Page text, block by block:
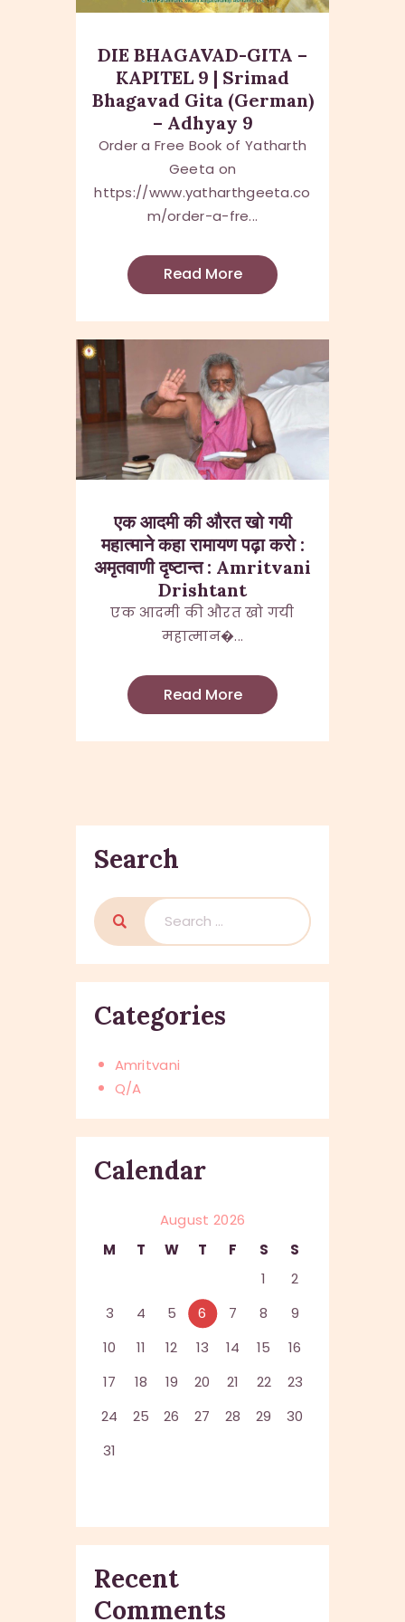
DIE BHAGAVAD-GITA –
KAPITEL 9 | Srimad
Bhagavad Gita (German)
– Adhyay 9
Order a Free Book of Yatharth
Geeta on
https://www.yatharthgeeta.co
m/order-a-fre...
Read More
एक आदमी की औरत खो गयी
महात्माने कहा रामायण पढ़ा करो :
अमृतवाणी दृष्टान्त : Amritvani
Drishtant
एक आदमी की औरत खो गयी
महात्मान�...
Read More
Search
Search
for:
Categories
Amritvani
Q/A
Calendar
August 2026
M
T W T F S
S
1
2
3
4 5 6 7 8
9
10
11 12 13 14 15
16
17
18 19 20 21 22
23
24
25 26 27 28 29
30
31
Recent
Comments